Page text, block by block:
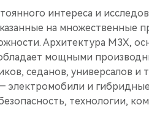
интереса и
на множественные
Архитектура M3X,
мощными
седанов, универсалов и
электромобили и
технологии,